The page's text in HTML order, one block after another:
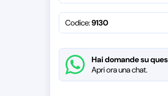
Codice:9130
Hai domande su
Apri ora una chat.